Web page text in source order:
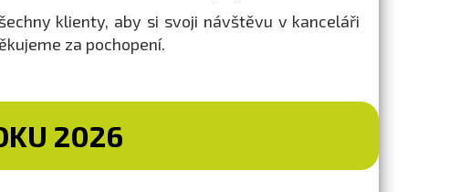
klienty, aby si svoji návštěvu v kanceláři
za pochopení.
2026